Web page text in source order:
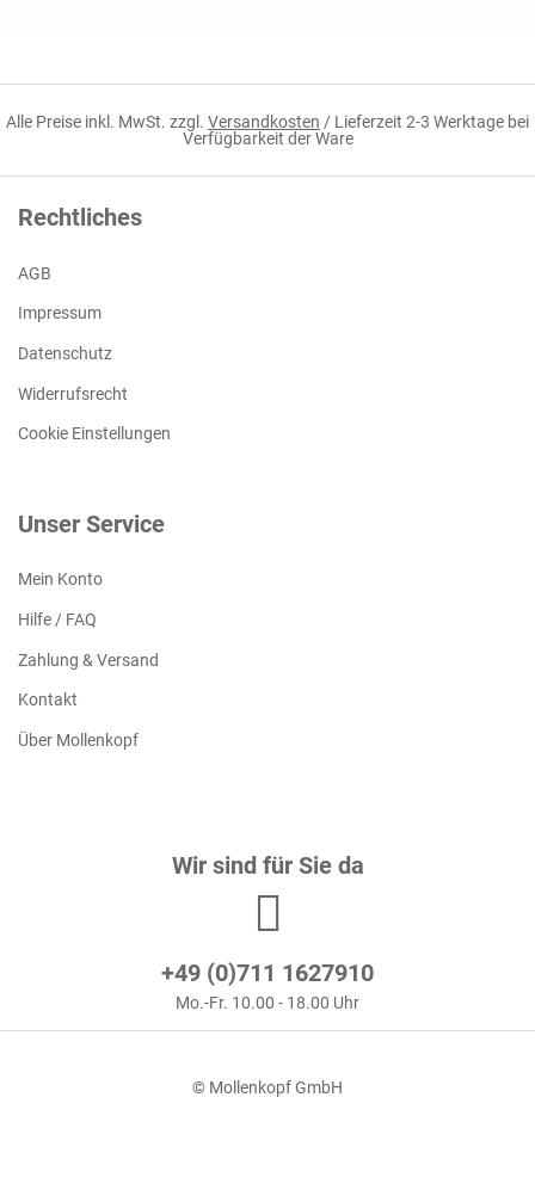
Alle Preise inkl. MwSt. zzgl. Versandkosten / Lieferzeit 2-3 Werktage bei
Verfügbarkeit der Ware
Rechtliches
AGB
Impressum
Datenschutz
Widerrufsrecht
Cookie Einstellungen
Unser Service
Mein Konto
Hilfe / FAQ
Zahlung & Versand
Kontakt
Über Mollenkopf
Wir sind für Sie da
+49 (0)711 1627910
Mo.-Fr. 10.00 - 18.00 Uhr
© Mollenkopf GmbH